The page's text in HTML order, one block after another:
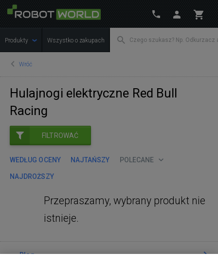
Produkty Wszystko o zakupach
Wróć
Hulajnogi elektryczne Red Bull
Racing
FILTROWAĆ
WEDŁUG OCENY NAJTAŃSZY POLECANE
NAJDROŻSZY
Przepraszamy, wybrany produkt nie
istnieje.
Blog